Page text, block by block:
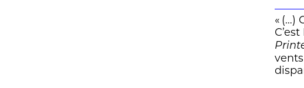
« (…)